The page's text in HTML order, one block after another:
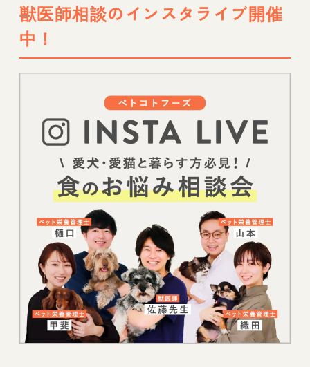
獣医師相談のインスタライブ開催
中！